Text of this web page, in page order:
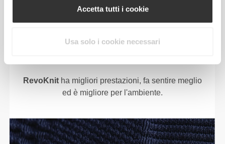
Accetta tutti i cookie
Usa solo i cookie necessari
è un'avanzata tecnologia di lavorazione a
seconda pelle e con maggiore elasticità, supporto e
RevoKnitha migliori prestazioni, fa sentire meglio
ed è migliore per l'ambiente.